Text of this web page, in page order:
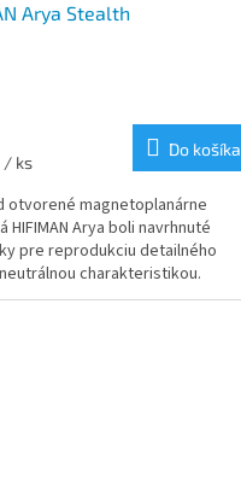
Arya Stealth
/ ks
Do košíka
otvorené magnetoplanárne
HIFIMAN Arya boli navrhnuté
pre reprodukciu detailného
charakteristikou.
je využitie akusticky...